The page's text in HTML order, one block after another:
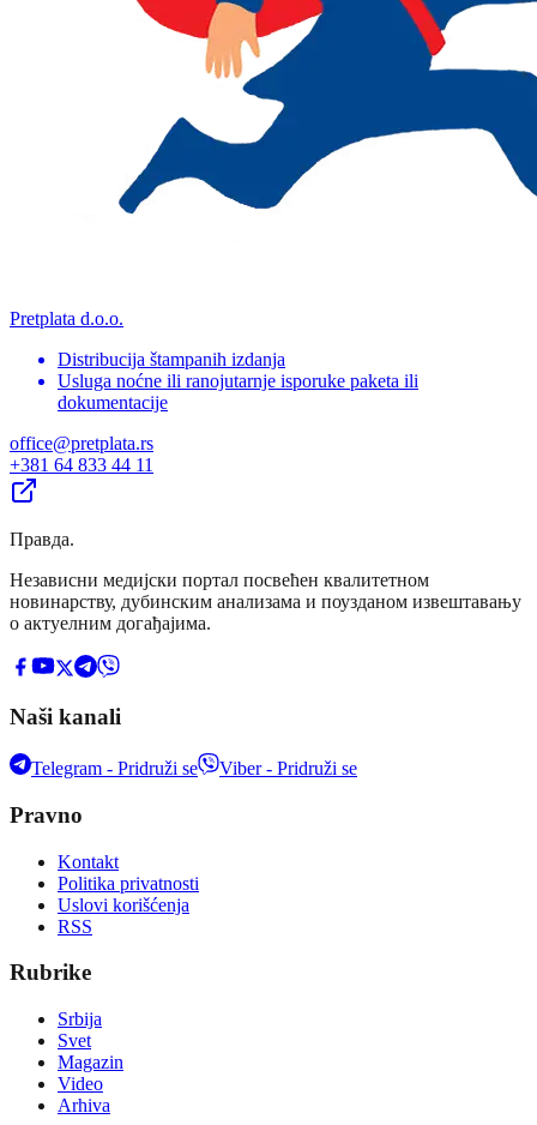
Pretplata d.o.o.
Distribucija štampanih izdanja
Usluga noćne ili ranojutarnje isporuke paketa ili
dokumentacije
office@pretplata.rs
+381 64 833 44 11
Правда.
Независни медијски портал посвећен квалитетном
новинарству, дубинским анализама и поузданом извештавању
о актуелним догађајима.
Naši kanali
Telegram - Pridruži se Viber - Pridruži se
Pravno
Kontakt
Politika privatnosti
Uslovi korišćenja
RSS
Rubrike
Srbija
Svet
Magazin
Video
Arhiva